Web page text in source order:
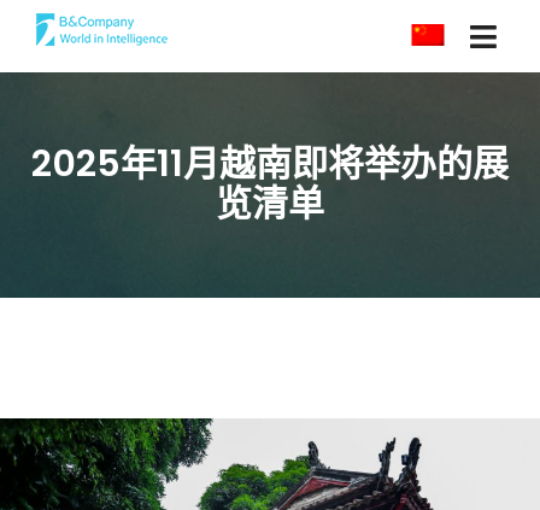
简体中文
2025年11月越南即将举办的展
览清单